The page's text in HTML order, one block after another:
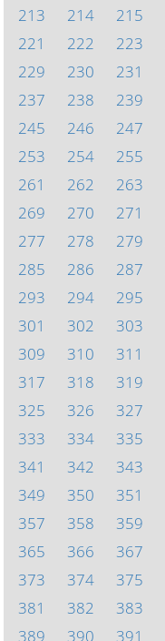
213
214 215
221
222 223
229
230 231
237
238 239
245
246 247
253
254 255
261
262 263
269
270 271
277
278 279
285
286 287
293
294 295
301
302 303
309
310 311
317
318 319
325
326 327
333
334 335
341
342 343
349
350 351
357
358 359
365
366 367
373
374 375
381
382 383
389
390 391